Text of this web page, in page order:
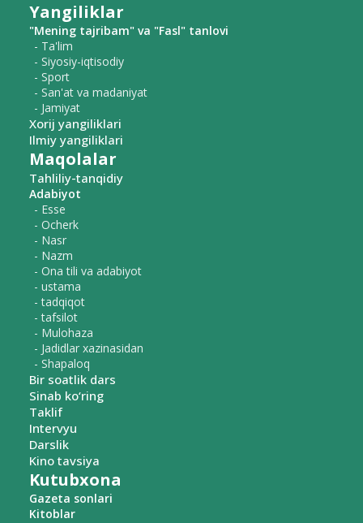
Yangiliklar
"Mening tajribam" va "Fasl" tanlovi
- Ta'lim
- Siyosiy-iqtisodiy
- Sport
- San'at va madaniyat
- Jamiyat
Xorij yangiliklari
Ilmiy yangiliklari
Maqolalar
Tahliliy-tanqidiy
Adabiyot
- Esse
- Ocherk
- Nasr
- Nazm
- Ona tili va adabiyot
- ustama
- tadqiqot
- tafsilot
- Mulohaza
- Jadidlar xazinasidan
- Shapaloq
Bir soatlik dars
Sinab ko‘ring
Taklif
Intervyu
Darslik
Kino tavsiya
Kutubxona
Gazeta sonlari
Kitoblar